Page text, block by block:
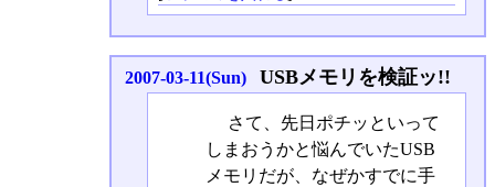
2007-03-11(Sun) USBメモリを検証ッ!!
さて、先日ポチッといって
しまおうかと悩んでいたUSB
メモリだが、なぜかすでに手